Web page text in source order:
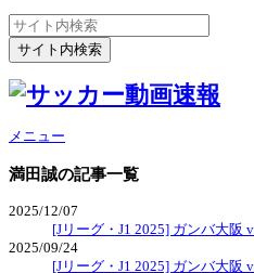
メニュー
満田誠の記事一覧
2025/12/07
[Jリーグ・J1 2025] ガンバ大阪
2025/09/24
[Jリーグ・J1 2025] ガンバ大阪